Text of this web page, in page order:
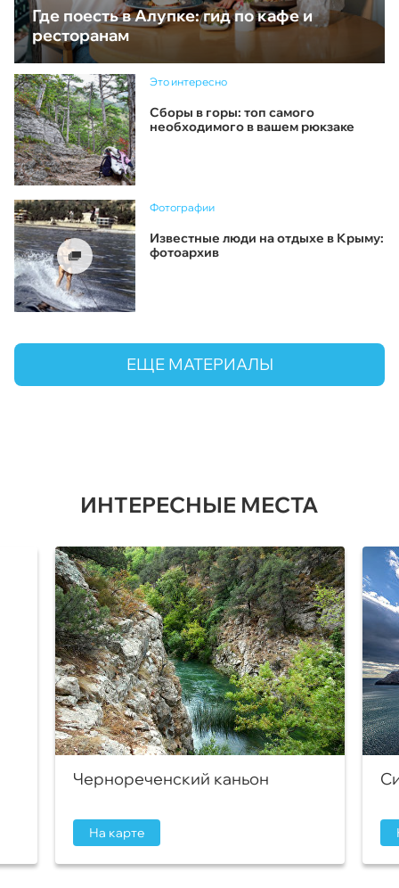
Где поесть в Алупке: гид по кафе и
ресторанам
Это интересно
Сборы в горы: топ самого
необходимого в вашем рюкзаке
Фотографии
Известные люди на отдыхе в Крыму:
фотоархив
ЕЩЕ МАТЕРИАЛЫ
ИНТЕРЕСНЫЕ МЕСТА
Чернореченский каньон
На карте